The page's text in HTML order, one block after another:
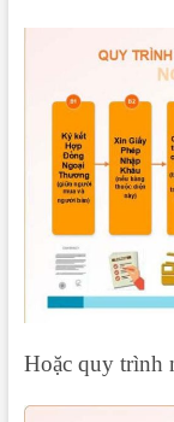
Hoặc quy trình